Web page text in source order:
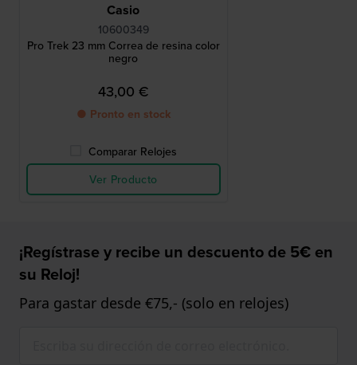
Casio
10600349
Pro Trek 23 mm Correa de resina color
negro
43,00 €
● Pronto en stock
Comparar Relojes
Ver Producto
¡Regístrase y recibe un descuento de 5€ en
su Reloj!
Para gastar desde €75,- (solo en relojes)